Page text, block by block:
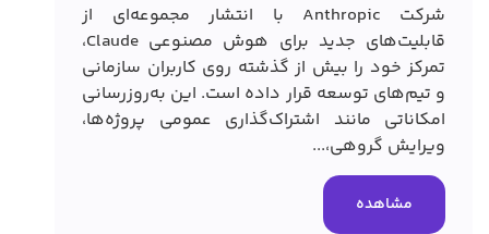
شرکت Anthropic با انتشار مجموعه‌ای از
قابلیت‌های جدید برای هوش مصنوعی Claude،
تمرکز خود را بیش از گذشته روی کاربران سازمانی
و تیم‌های توسعه قرار داده است. این به‌روزرسانی
امکاناتی مانند اشتراک‌گذاری عمومی پروژه‌ها،
ویرایش گروهی،...
مشاهده